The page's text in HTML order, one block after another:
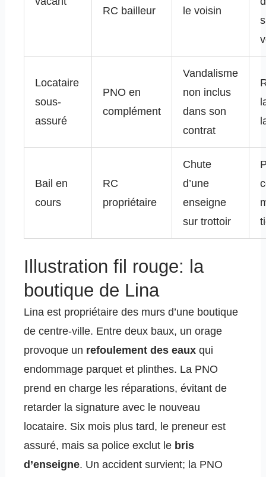
RC bailleur
le voisin
Locataire
sous-
assuré
PNO en
complément
Vandalisme
non inclus
dans son
contrat
Bail en
cours
RC
propriétaire
Chute
d’une
enseigne
sur trottoir
Illustration fil rouge: la
boutique de Lina
Lina est propriétaire des murs d’une boutique
de centre-ville. Entre deux baux, un orage
provoque un refoulement des eaux qui
endommage parquet et plinthes. La PNO
prend en charge les réparations, évitant de
retarder la signature avec le nouveau
locataire. Six mois plus tard, le preneur est
assuré, mais sa police exclut le bris
d’enseigne. Un accident survient; la PNO